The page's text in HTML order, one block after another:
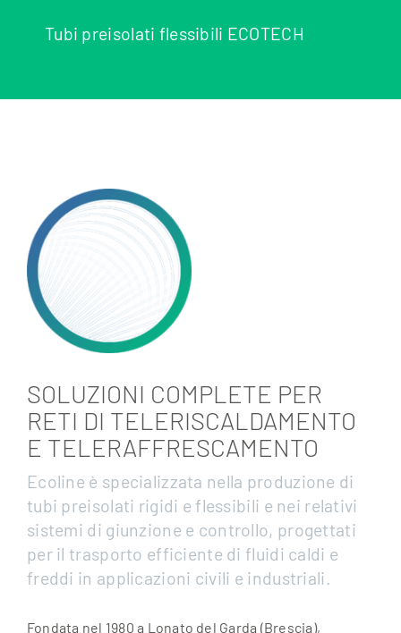
Tubi preisolati flessibili ECOTECH
SOLUZIONI COMPLETE PER
RETI DI TELERISCALDAMENTO
E TELERAFFRESCAMENTO
Ecoline è specializzata nella produzione di
tubi preisolati rigidi e flessibili e nei relativi
sistemi di giunzione e controllo, progettati
per il trasporto efficiente di fluidi caldi e
freddi in applicazioni civili e industriali.
Fondata nel 1980 a Lonato del Garda (Brescia),